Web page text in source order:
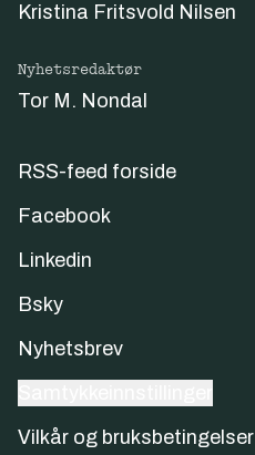
Kristina Fritsvold Nilsen
Nyhetsredaktør
Tor M. Nondal
RSS-feed forside
Facebook
Linkedin
Bsky
Nyhetsbrev
Vilkår og bruksbetingelser